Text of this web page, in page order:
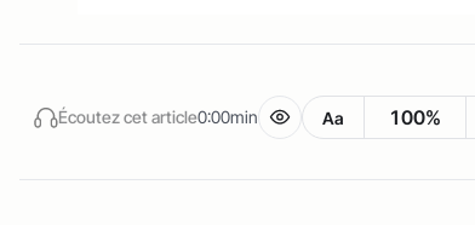
Écoutez cet article0:00min Aa 100%